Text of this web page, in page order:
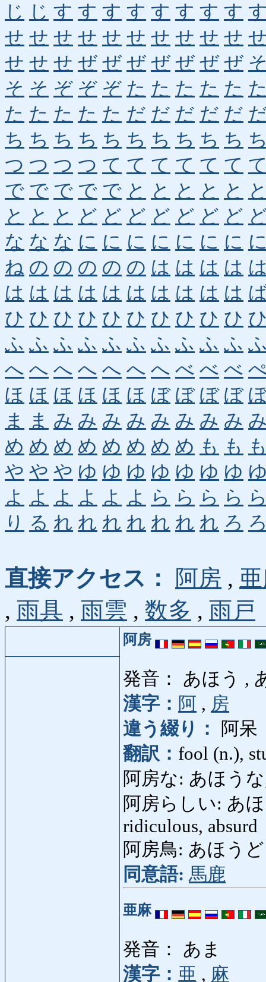
じ じ す す す す す す す す
せ せ せ せ せ せ せ せ せ せ
せ せ せ ぜ ぜ ぜ ぜ ぜ ぜ ぜ
そ そ ぞ ぞ ぞ た た た た た
た た た た た だ だ だ だ だ
ち ち ち ち ち ち ち ち ち ち
つ つ つ つ て て て て て て
で で で で で と と と と と
と と と ど ど ど ど ど ど ど
な な な に に に に に に に
ね の の の の の は は は は
は は は は は は は は は は
ひ ひ ひ ひ ひ ひ ひ ひ ひ ひ
ふ ふ ふ ふ ふ ふ ふ ふ ふ ふ
へ へ へ へ へ へ へ べ べ べ
ほ ほ ほ ほ ほ ほ ぼ ぼ ぼ ぼ
ま
ま み み み み み み み み
め め め め め め め め も も
や や や ゆ ゆ ゆ ゆ ゆ ゆ ゆ
よ よ よ よ よ よ ら ら ら ら
り る れ れ れ れ れ れ れ ろ
直接アクセス： 阿房 ,
, 雨具 , 雨雲 , 数多 , 雨戸
阿房
発音： あほう ,
漢字： 阿 , 房
違う綴り：
阿呆
翻訳： fool (n.),
阿房な: あほう
阿房らしい: あ
ridiculous, absurd
阿房鳥: あほう
同意語: 馬鹿
亜麻
発音： あま
漢字： 亜 , 麻